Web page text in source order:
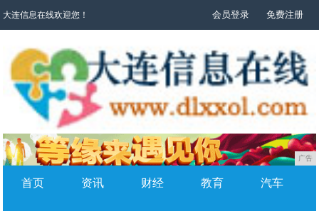
大连信息在线欢迎您！ 会员登录 免费注册
广告
首页 资讯 财经 教育 汽车